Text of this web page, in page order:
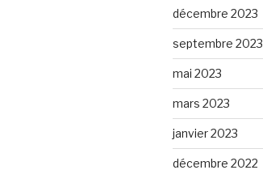
décembre 2023
septembre 2023
mai 2023
mars 2023
janvier 2023
décembre 2022